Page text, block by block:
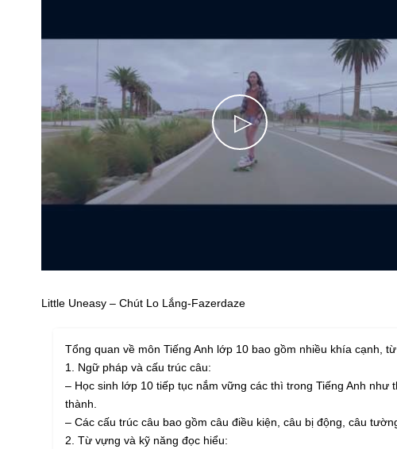
▷
Little Uneasy – Chút Lo Lắng-Fazerdaze
Tổng quan về môn Tiếng Anh lớp 10 bao gồm nhiều khía cạnh,
1. Ngữ pháp và cấu trúc câu:
– Học sinh lớp 10 tiếp tục nắm vững các thì trong Tiếng Anh
thành.
– Các cấu trúc câu bao gồm câu điều kiện, câu bị động, câu
2. Từ vựng và kỹ năng đọc hiểu: